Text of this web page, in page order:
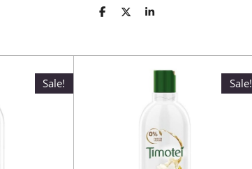
D
n
D
S
e
Sale! Sale!